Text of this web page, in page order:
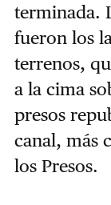
terminada.
fueron los
terrenos,
a la cima
presos
canal, más
los Presos.